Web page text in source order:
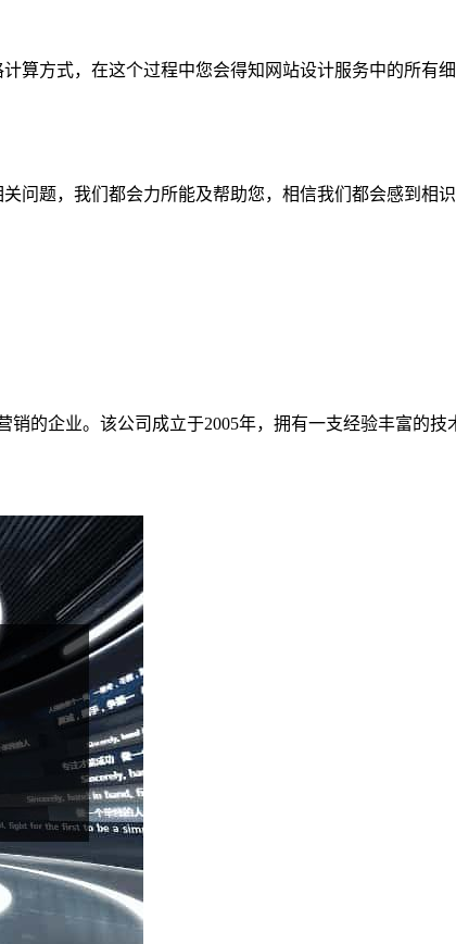
算方式，在这个过程中您会得知网站设计服务中的所有
问题，我们都会力所能及帮助您，相信我们都会感到相
的企业。该公司成立于2005年，拥有一支经验丰富的